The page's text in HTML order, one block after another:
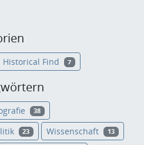
Historical Find 7
38
23 Wissenschaft 13